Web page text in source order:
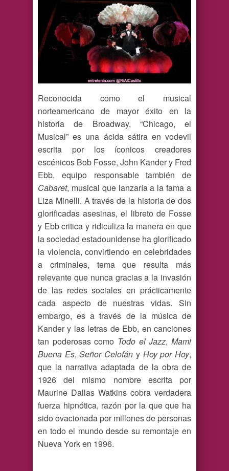
Reconocida como el musical
norteamericano de mayor éxito en la
historia de Broadway, “Chicago, el
Musical” es una ácida sátira en vodevil
escrita por los íconicos creadores
escénicos Bob Fosse, John Kander y Fred
Ebb, equipo responsable también de
Cabaret, musical que lanzaría a la fama a
Liza Minelli. A través de la historia de dos
glorificadas asesinas, el libreto de Fosse
y Ebb critica y ridiculiza la manera en que
la sociedad estadounidense ha glorificado
la violencia, convirtiendo en celebridades
a criminales, tema que resulta más
relevante que nunca gracias a la invasión
de las redes sociales en prácticamente
cada aspecto de nuestras vidas. Sin
embargo, es a través de la música de
Kander y las letras de Ebb, en canciones
tan poderosas como Todo el Jazz,Mami
Buena Es,Señor Celofán y Hoy por Hoy,
que la narrativa adaptada de la obra de
1926 del mismo nombre escrita por
Maurine Dallas Watkins cobra verdadera
fuerza hipnótica, razón por la que que ha
sido ovacionada por millones de personas
en todo el mundo desde su remontaje en
Nueva York en 1996.